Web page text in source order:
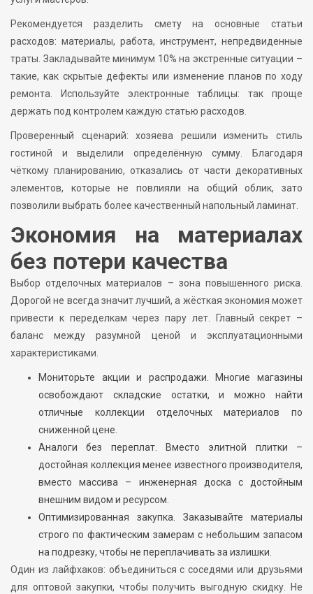
Рекомендуется разделить смету на основные статьи
расходов: материалы, работа, инструмент, непредвиденные
траты. Закладывайте минимум 10% на экстренные ситуации –
такие, как скрытые дефекты или изменение планов по ходу
ремонта. Используйте электронные таблицы: так проще
держать под контролем каждую статью расходов.
Проверенный сценарий: хозяева решили изменить стиль
гостиной и выделили определённую сумму. Благодаря
чёткому планированию, отказались от части декоративных
элементов, которые не повлияли на общий облик, зато
позволили выбрать более качественный напольный ламинат.
Экономия на материалах
без потери качества
Выбор отделочных материалов – зона повышенного риска.
Дорогой не всегда значит лучший, а жёсткая экономия может
привести к переделкам через пару лет. Главный секрет –
баланс между разумной ценой и эксплуатационными
характеристиками.
Мониторьте акции и распродажи. Многие магазины
освобождают складские остатки, и можно найти
отличные коллекции отделочных материалов по
сниженной цене.
Аналоги без переплат. Вместо элитной плитки –
достойная коллекция менее известного производителя,
вместо массива – инженерная доска с достойным
внешним видом и ресурсом.
Оптимизированная закупка. Заказывайте материалы
строго по фактическим замерам с небольшим запасом
на подрезку, чтобы не переплачивать за излишки.
Один из лайфхаков: объединиться с соседями или друзьями
для оптовой закупки, чтобы получить выгодную скидку. Не